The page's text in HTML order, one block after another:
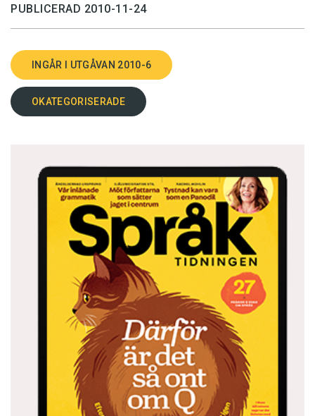
PUBLICERAD 2010-11-24
INGÅR I UTGÅVAN 2010-6
OKATEGORISERADE